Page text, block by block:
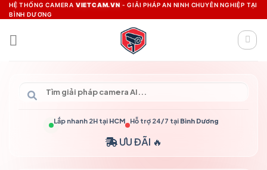
Skip
to
content
HỆ THỐNG CAMERA VIETCAM.VN - GIẢI PHÁP AN NINH CHUYÊN NGHIỆP TẠI
BÌNH DƯƠNG
Lắp nhanh 2H tại HCM Hỗ trợ 24/7 tại Bình Dương
ƯU ĐÃI 🔥